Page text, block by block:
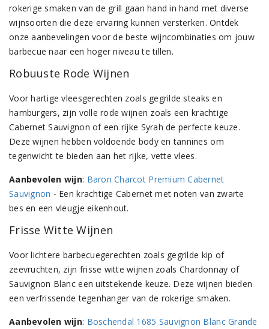
rokerige smaken van de grill gaan hand in hand met diverse
wijnsoorten die deze ervaring kunnen versterken. Ontdek
onze aanbevelingen voor de beste wijncombinaties om jouw
barbecue naar een hoger niveau te tillen.
Robuuste Rode Wijnen
Voor hartige vleesgerechten zoals gegrilde steaks en
hamburgers, zijn volle rode wijnen zoals een krachtige
Cabernet Sauvignon of een rijke Syrah de perfecte keuze.
Deze wijnen hebben voldoende body en tannines om
tegenwicht te bieden aan het rijke, vette vlees.
Aanbevolen wijn: Baron Charcot Premium Cabernet
Sauvignon - Een krachtige Cabernet met noten van zwarte
bes en een vleugje eikenhout.
Frisse Witte Wijnen
Voor lichtere barbecuegerechten zoals gegrilde kip of
zeevruchten, zijn frisse witte wijnen zoals Chardonnay of
Sauvignon Blanc een uitstekende keuze. Deze wijnen bieden
een verfrissende tegenhanger van de rokerige smaken.
Aanbevolen wijn: Boschendal 1685 Sauvignon Blanc Grande